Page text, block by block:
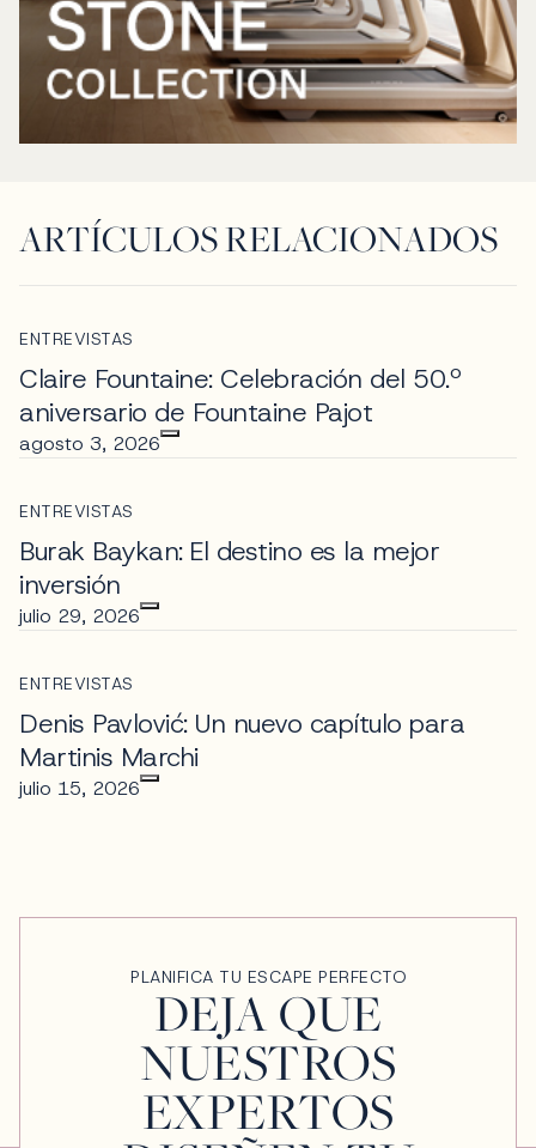
ARTÍCULOS RELACIONADOS
ENTREVISTAS
Claire Fountaine: Celebración del 50.º
aniversario de Fountaine Pajot
agosto 3, 2026
ENTREVISTAS
Burak Baykan: El destino es la mejor
inversión
julio 29, 2026
ENTREVISTAS
Denis Pavlović: Un nuevo capítulo para
Martinis Marchi
julio 15, 2026
PLANIFICA TU ESCAPE PERFECTO
DEJA QUE
NUESTROS
EXPERTOS